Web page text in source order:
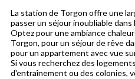
La station de Torgon offre une
passer un séjour inoubliable dans
Optez pour une ambiance
Torgon, pour un séjour de rêve
pour un appartement avec vue
Si vous recherchez des
d'entraînement ou des colonies,